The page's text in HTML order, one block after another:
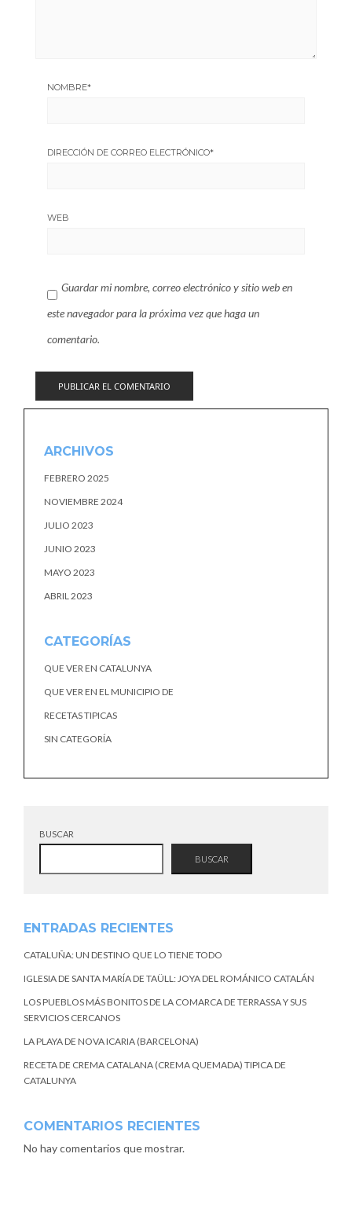
NOMBRE*
DIRECCIÓN DE CORREO ELECTRÓNICO*
WEB
Guardar mi nombre, correo electrónico y sitio web en
este navegador para la próxima vez que haga un
comentario.
ARCHIVOS
FEBRERO 2025
NOVIEMBRE 2024
JULIO 2023
JUNIO 2023
MAYO 2023
ABRIL 2023
CATEGORÍAS
QUE VER EN CATALUNYA
QUE VER EN EL MUNICIPIO DE
RECETAS TIPICAS
SIN CATEGORÍA
BUSCAR
BUSCAR
ENTRADAS RECIENTES
CATALUÑA: UN DESTINO QUE LO TIENE TODO
IGLESIA DE SANTA MARÍA DE TAÜLL: JOYA DEL ROMÁNICO CATALÁN
LOS PUEBLOS MÁS BONITOS DE LA COMARCA DE TERRASSA Y SUS
SERVICIOS CERCANOS
LA PLAYA DE NOVA ICARIA (BARCELONA)
RECETA DE CREMA CATALANA (CREMA QUEMADA) TIPICA DE
CATALUNYA
COMENTARIOS RECIENTES
No hay comentarios que mostrar.